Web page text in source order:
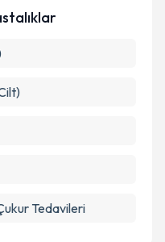
Tedavileri